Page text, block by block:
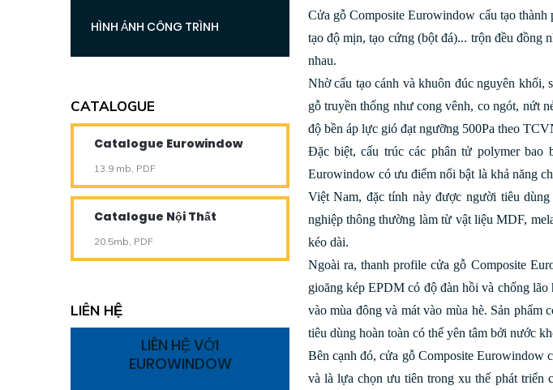
Cửa gỗ Composite Eurowindow cấu tạo
tạo độ mịn, tạo cứng (bột đá)... trộn đều đồng
nhau.
Nhờ cấu tạo cánh và khuôn đúc nguyên khối,
gỗ truyền thống như cong vênh, co ngót, nứt
độ bền áp lực gió đạt ngưỡng 500Pa theo
Đặc biệt, cấu trúc các phân tử polymer bao
Eurowindow có ưu điểm nổi bật là khả năng
Việt Nam, đặc tính này được người tiêu
nghiệp thông thường làm từ vật liệu MDF,
kéo dài.
Ngoài ra, thanh profile cửa gỗ Composite
gioăng kép EPDM có độ đàn hồi và chống
vào mùa đông và mát vào mùa hè. Sản
tiêu dùng hoàn toàn có thể yên tâm bởi nước
Bên cạnh đó, cửa gỗ Composite Eurowindow
và là lựa chọn ưu tiên trong xu thế phát triển
HÌNH ẢNH CÔNG TRÌNH
CATALOGUE
Catalogue Eurowindow
13.9 mb, PDF
Catalogue Nội Thất
20.5mb, PDF
LIÊN HỆ
LIÊN HỆ VỚI
EUROWINDOW